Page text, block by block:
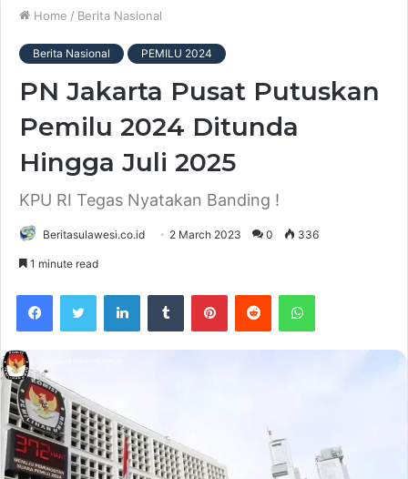
Home / Berita Nasional
Berita Nasional PEMILU 2024
PN Jakarta Pusat Putuskan
Pemilu 2024 Ditunda
Hingga Juli 2025
KPU RI Tegas Nyatakan Banding !
Beritasulawesi.co.id 2 March 2023 0 336
1 minute read